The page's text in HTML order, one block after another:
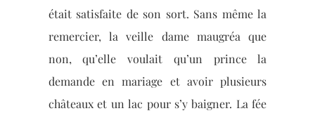
était satisfaite de son sort. Sans même la
remercier, la veille dame maugréa que
non, qu’elle voulait qu’un prince la
demande en mariage et avoir plusieurs
châteaux et un lac pour s’y baigner. La fée